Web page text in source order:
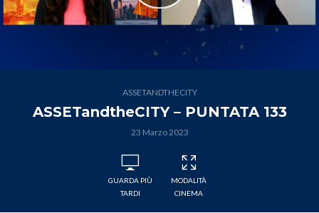
ASSETANDTHECITY
ASSETandtheCITY – PUNTATA 133
23 Marzo 2023
GUARDA PIÙ
TARDI
MODALITÀ
CINEMA